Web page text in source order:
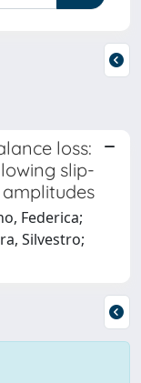
loss:
slip-
Federica;
Silvestro;